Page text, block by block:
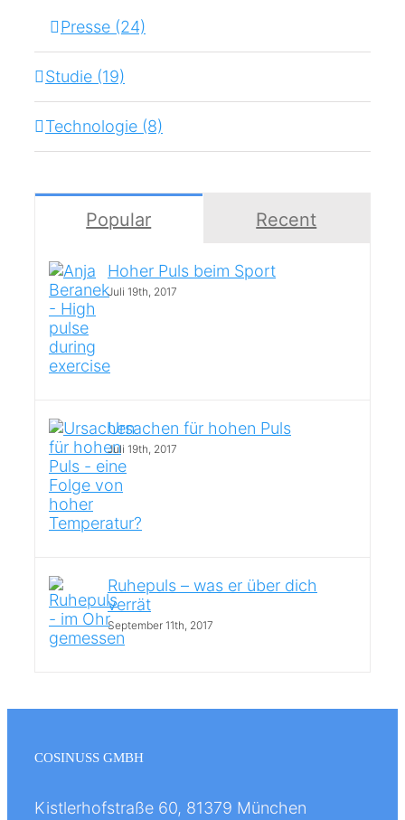
Presse (24)
Studie (19)
Technologie (8)
Popular Recent
Hoher Puls beim Sport
Juli 19th, 2017
Ursachen für hohen Puls
Juli 19th, 2017
Ruhepuls – was er über dich
verrät
September 11th, 2017
COSINUSS GMBH
Kistlerhofstraße 60, 81379 München